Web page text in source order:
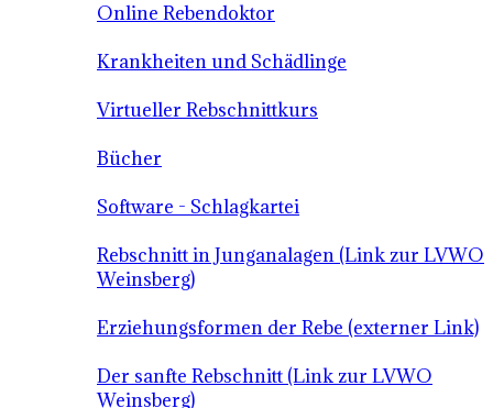
Online Rebendoktor
Krankheiten und Schädlinge
Virtueller Rebschnittkurs
Bücher
Software - Schlagkartei
Rebschnitt in Junganalagen (Link zur LVWO
Weinsberg)
Erziehungsformen der Rebe (externer Link)
Der sanfte Rebschnitt (Link zur LVWO
Weinsberg)